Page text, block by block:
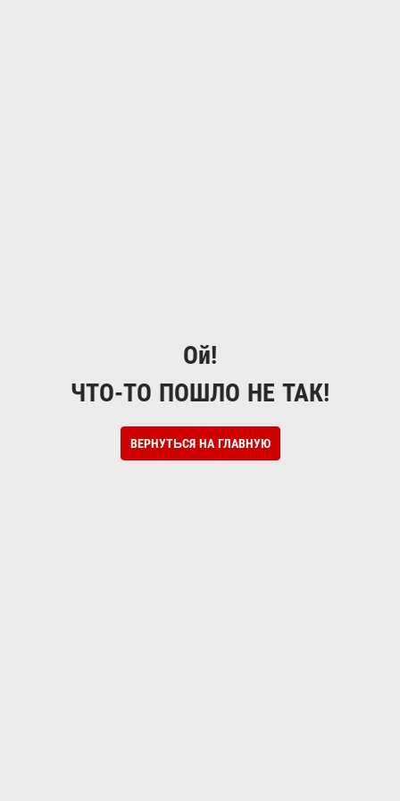
Ой!
ЧТО-ТО ПОШЛО НЕ ТАК!
ВЕРНУТЬСЯ НА ГЛАВНУЮ